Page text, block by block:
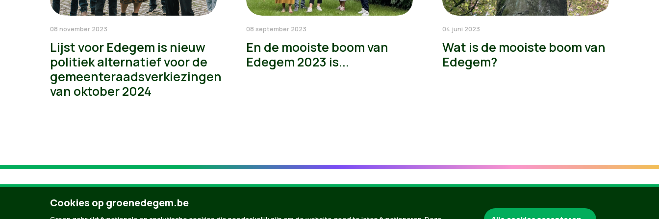
08 november 2023
Lijst voor Edegem is nieuw
politiek alternatief voor de
gemeenteraadsverkiezingen
van oktober 2024
08 september 2023
En de mooiste boom van
Edegem 2023 is...
04 juni 2023
Wat is de mooiste boom van
Edegem?
Cookies op groenedegem.be